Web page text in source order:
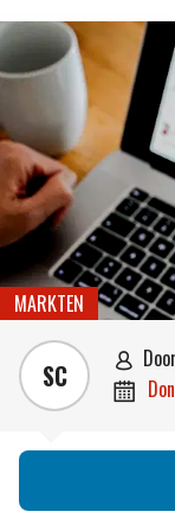
MARKTEN
SC  door
